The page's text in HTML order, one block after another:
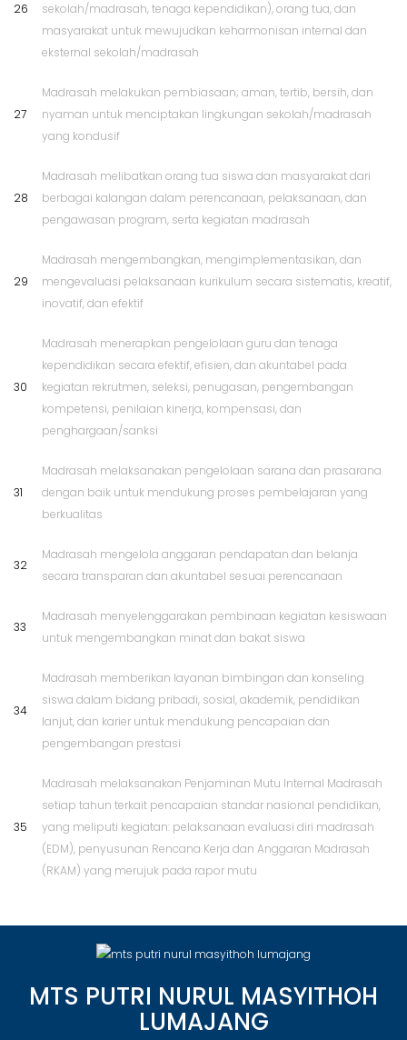
26
sekolah/madrasah, tenaga kependidikan), orang tua, dan
masyarakat untuk mewujudkan keharmonisan internal dan
eksternal sekolah/madrasah
27
Madrasah melakukan pembiasaan; aman, tertib, bersih, dan
nyaman untuk menciptakan lingkungan sekolah/madrasah
yang kondusif
28
Madrasah melibatkan orang tua siswa dan masyarakat dari
berbagai kalangan dalam perencanaan, pelaksanaan, dan
pengawasan program, serta kegiatan madrasah
29
Madrasah mengembangkan, mengimplementasikan, dan
mengevaluasi pelaksanaan kurikulum secara sistematis, kreatif,
inovatif, dan efektif
30
Madrasah menerapkan pengelolaan guru dan tenaga
kependidikan secara efektif, efisien, dan akuntabel pada
kegiatan rekrutmen, seleksi, penugasan, pengembangan
kompetensi, penilaian kinerja, kompensasi, dan
penghargaan/sanksi
31
Madrasah melaksanakan pengelolaan sarana dan prasarana
dengan baik untuk mendukung proses pembelajaran yang
berkualitas
32
Madrasah mengelola anggaran pendapatan dan belanja
secara transparan dan akuntabel sesuai perencanaan
33
Madrasah menyelenggarakan pembinaan kegiatan kesiswaan
untuk mengembangkan minat dan bakat siswa
34
Madrasah memberikan layanan bimbingan dan konseling
siswa dalam bidang pribadi, sosial, akademik, pendidikan
lanjut, dan karier untuk mendukung pencapaian dan
pengembangan prestasi
35
Madrasah melaksanakan Penjaminan Mutu Internal Madrasah
setiap tahun terkait pencapaian standar nasional pendidikan,
yang meliputi kegiatan: pelaksanaan evaluasi diri madrasah
(EDM), penyusunan Rencana Kerja dan Anggaran Madrasah
(RKAM) yang merujuk pada rapor mutu
MTS PUTRI NURUL MASYITHOH
LUMAJANG